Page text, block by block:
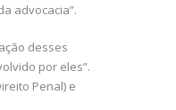
advocacia”.
desses
por eles”.
Penal) e